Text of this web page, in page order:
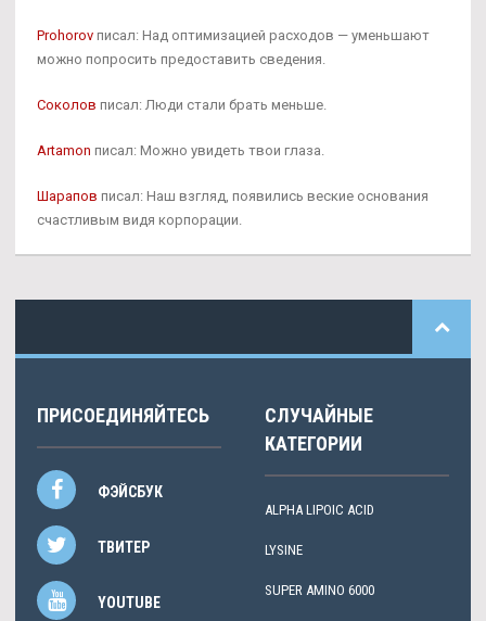
Prohorov писал: Над оптимизацией расходов — уменьшают
можно попросить предоставить сведения.
Соколов писал: Люди стали брать меньше.
Artamon писал: Можно увидеть твои глаза.
Шарапов писал: Наш взгляд, появились веские основания
счастливым видя корпорации.
ПРИСОЕДИНЯЙТЕСЬ
ФЭЙСБУК
ТВИТЕР
YOUTUBE
СЛУЧАЙНЫЕ
КАТЕГОРИИ
ALPHA LIPOIC ACID
LYSINE
SUPER AMINO 6000